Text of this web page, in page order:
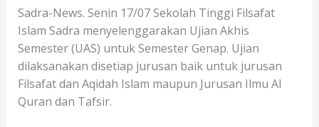
Sadra-News. Senin 17/07 Sekolah Tinggi Filsafat
Islam Sadra menyelenggarakan Ujian Akhis
Semester (UAS) untuk Semester Genap. Ujian
dilaksanakan disetiap jurusan baik untuk jurusan
Filsafat dan Aqidah Islam maupun Jurusan Ilmu Al
Quran dan Tafsir.